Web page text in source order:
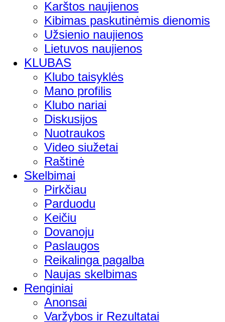
Karštos naujienos
Kibimas paskutinėmis dienomis
Užsienio naujienos
Lietuvos naujienos
KLUBAS
Klubo taisyklės
Mano profilis
Klubo nariai
Diskusijos
Nuotraukos
Video siužetai
Raštinė
Skelbimai
Pirkčiau
Parduodu
Keičiu
Dovanoju
Paslaugos
Reikalinga pagalba
Naujas skelbimas
Renginiai
Anonsai
Varžybos ir Rezultatai